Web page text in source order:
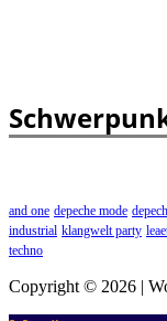
and one depeche mode
industrial klangwelt party
techno
Copyright © 2026 |